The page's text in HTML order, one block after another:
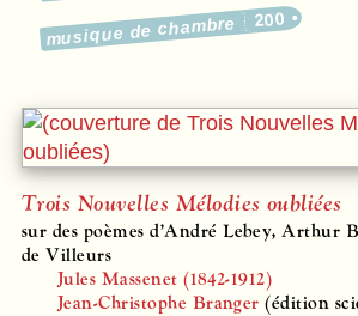
musique de chambre 200
Trois Nouvelles Mélodies oubliées
sur des poèmes d’André Lebey, Arthur
de Villeurs
Jules Massenet (1842-1912)
Jean-Christophe Branger (édition